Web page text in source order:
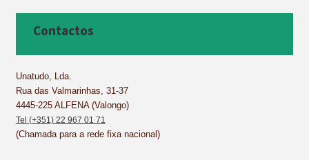
b
o
k
e
e
s
t
I
p
Contactos
Unatudo, Lda.
Rua das Valmarinhas, 31-37
4445-225 ALFENA (Valongo)
Tel (+351) 22 967 01 71
(Chamada para a rede fixa nacional)